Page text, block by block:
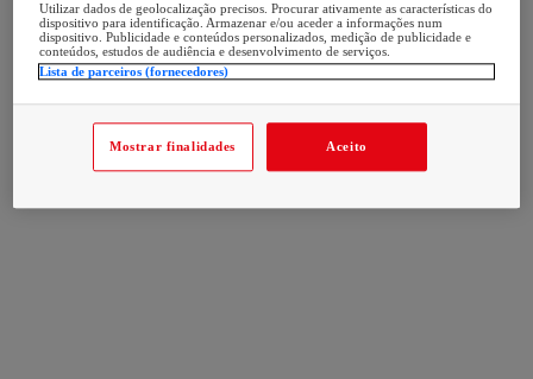
Utilizar dados de geolocalização precisos. Procurar ativamente as características do
dispositivo para identificação. Armazenar e/ou aceder a informações num
dispositivo. Publicidade e conteúdos personalizados, medição de publicidade e
conteúdos, estudos de audiência e desenvolvimento de serviços.
Lista de parceiros (fornecedores)
Mostrar finalidades Aceito